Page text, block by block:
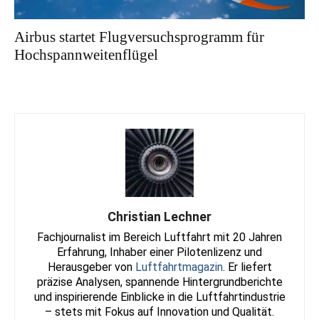
Airbus startet Flugversuchsprogramm für
Hochspannweitenflügel
Christian Lechner
Fachjournalist im Bereich Luftfahrt mit 20 Jahren
Erfahrung, Inhaber einer Pilotenlizenz und
Herausgeber von Luftfahrtmagazin. Er liefert
präzise Analysen, spannende Hintergrundberichte
und inspirierende Einblicke in die Luftfahrtindustrie
– stets mit Fokus auf Innovation und Qualität.